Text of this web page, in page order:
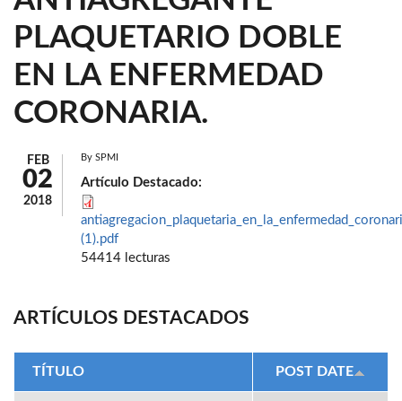
PLAQUETARIO DOBLE
EN LA ENFERMEDAD
CORONARIA.
FEB
02
2018
By SPMI
Artículo Destacado:
(1).pdf
54414 lecturas
ARTÍCULOS DESTACADOS
TÍTULO POST DATE